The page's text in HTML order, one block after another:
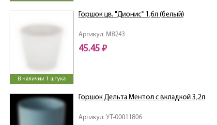
В наличии 1 штука
Артикул: M8243
Горшок цв. "Дионис" 1,6л (белый)
45.45 ₽
Артикул: УТ-00011806
Горшок Дельта Ментол с вкладкой 3,2л